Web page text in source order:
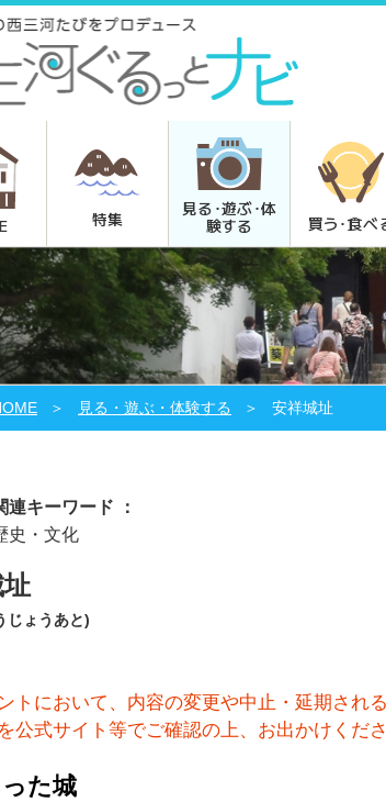
特集
見る･遊ぶ･体
験する
買う･食べ
見る・遊ぶ・体験する 安祥城址
連キーワード ：
史・文化
じょうあと)
トにおいて、内容の変更や中止・延期され
公式サイト等でご確認の上、お出かけくださ
た城